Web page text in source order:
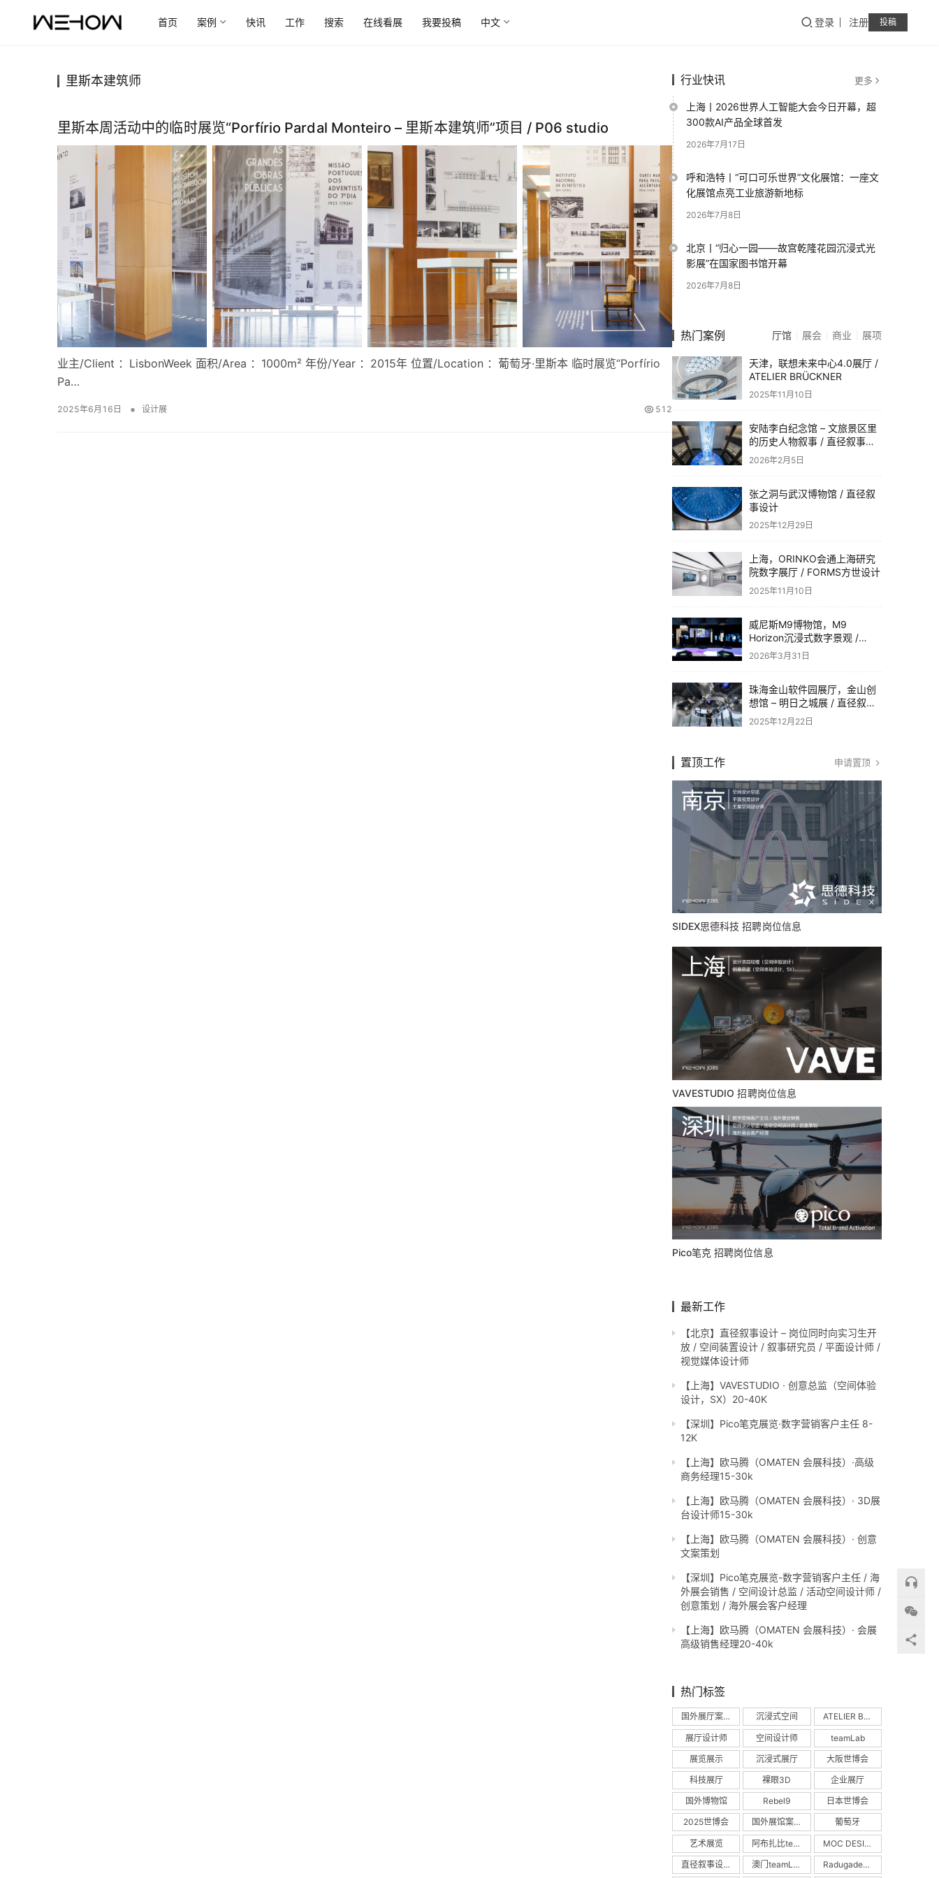
首页 案例 快讯 工作 搜索 在线看展 我要投稿 中文 登录 注册 投稿
里斯本建筑师
里斯本周活动中的临时展览“Porfírio Pardal Monteiro – 里斯本建筑师”项目 / P06 studio
业主/Client ：LisbonWeek 面积/Area ：1000m² 年份/Year ：2015年 位置/Location ：葡萄牙·里斯本 临时展览“Porfírio
Pa…
2025年6月16日 • 设计展 512
行业快讯 更多
上海丨2026世界人工智能大会今日开幕，超
300款AI产品全球首发
2026年7月17日
呼和浩特丨“可口可乐世界”文化展馆：一座文
化展馆点亮工业旅游新地标
2026年7月8日
北京丨“归心一园——故宫乾隆花园沉浸式光
影展”在国家图书馆开幕
2026年7月8日
热门案例 厅馆 展会 商业 展项
天津，联想未来中心4.0展厅 /
ATELIER BRÜCKNER
2025年11月10日
安陆李白纪念馆 – 文旅景区里
的历史人物叙事 / 直径叙事设
计
2026年2月5日
张之洞与武汉博物馆 / 直径叙
事设计
2025年12月29日
上海，ORINKO会通上海研究
院数字展厅 / FORMS方世设计
2025年11月10日
威尼斯M9博物馆，M9
Horizon沉浸式数字景观 /
Dotdotdot
2026年3月31日
珠海金山软件园展厅，金山创
想馆 – 明日之城展 / 直径叙事
设计
2025年12月22日
置顶工作 申请置顶
SIDEX思德科技 招聘岗位信息
VAVESTUDIO 招聘岗位信息
Pico笔克 招聘岗位信息
最新工作
【北京】直径叙事设计 – 岗位同时向实习生开
放 / 空间装置设计 / 叙事研究员 / 平面设计师 /
视觉媒体设计师
【上海】VAVESTUDIO · 创意总监（空间体验
设计，SX）20-40K
【深圳】Pico笔克展览·数字营销客户主任 8-
12K
【上海】欧马腾（OMATEN 会展科技）·高级
商务经理15-30k
【上海】欧马腾（OMATEN 会展科技）· 3D展
台设计师15-30k
【上海】欧马腾（OMATEN 会展科技）· 创意
文案策划
【深圳】Pico笔克展览-数字营销客户主任 / 海
外展会销售 / 空间设计总监 / 活动空间设计师 /
创意策划 / 海外展会客户经理
【上海】欧马腾（OMATEN 会展科技）· 会展
高级销售经理20-40k
热门标签
国外展厅案例 沉浸式空间 ATELIER BRÜCKNER
展厅设计师 空间设计师 teamLab
展览展示 沉浸式展厅 大阪世博会
科技展厅 裸眼3D 企业展厅
国外博物馆 Rebel9 日本世博会
2025世博会 国外展馆案例 葡萄牙
艺术展览 阿布扎比teamLab MOC DESIGN
直径叙事设计 澳门teamLab Radugadesign